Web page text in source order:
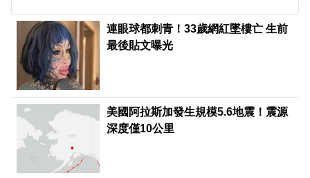
連眼球都刺青！33歲網紅墜樓亡 生前
最後貼文曝光
美國阿拉斯加發生規模5.6地震！震源
深度僅10公里